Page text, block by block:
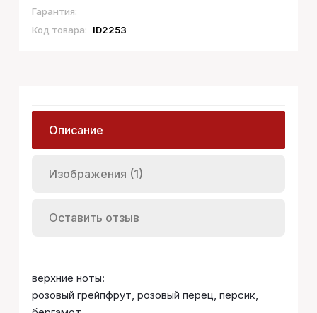
Гарантия:
Код товара:
ID2253
Описание
Изображения (1)
Оставить отзыв
верхние ноты:
розовый грейпфрут, розовый перец, персик,